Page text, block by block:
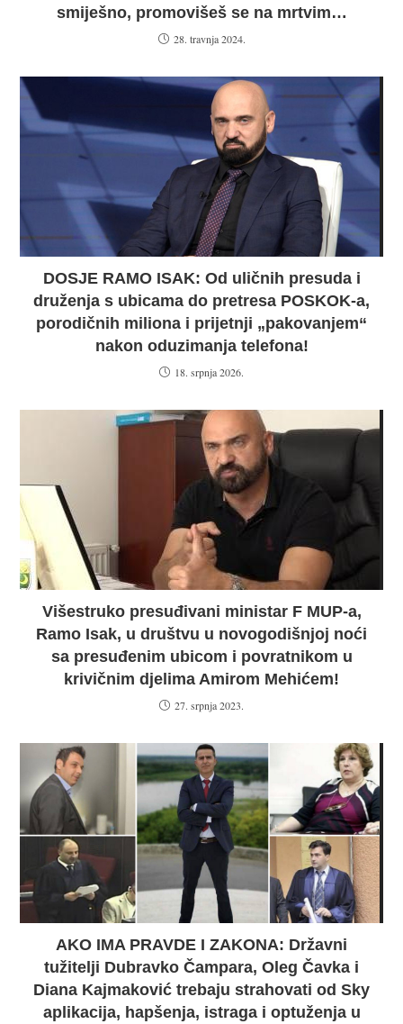
smiješno, promovišeš se na mrtvim…
28. travnja 2024.
DOSJE RAMO ISAK: Od uličnih presuda i
druženja s ubicama do pretresa POSKOK-a,
porodičnih miliona i prijetnji „pakovanjem“
nakon oduzimanja telefona!
18. srpnja 2026.
Višestruko presuđivani ministar F MUP-a,
Ramo Isak, u društvu u novogodišnjoj noći
sa presuđenim ubicom i povratnikom u
krivičnim djelima Amirom Mehićem!
27. srpnja 2023.
AKO IMA PRAVDE I ZAKONA: Državni
tužitelji Dubravko Čampara, Oleg Čavka i
Diana Kajmaković trebaju strahovati od Sky
aplikacija, hapšenja, istraga i optuženja u